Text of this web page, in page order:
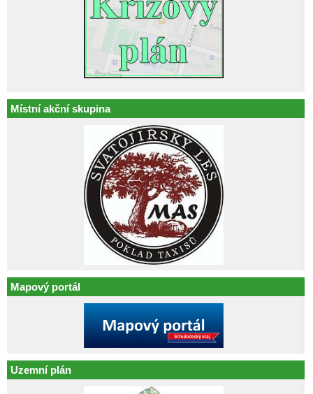
Místní akční skupina
Mapový portál
Uzemní plán